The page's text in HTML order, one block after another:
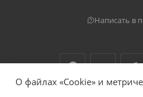
Написать в
О файлах «Cookie» и